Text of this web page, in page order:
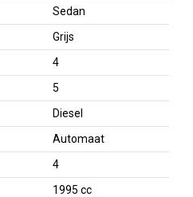
Sedan
Grijs
4
5
Diesel
Automaat
4
1995 cc